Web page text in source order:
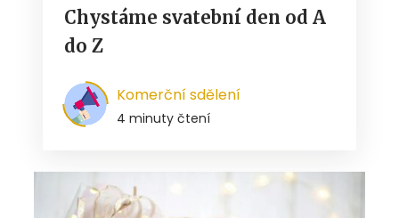
Chystáme svatební den od A
do Z
Komerční sdělení
4 minuty čtení